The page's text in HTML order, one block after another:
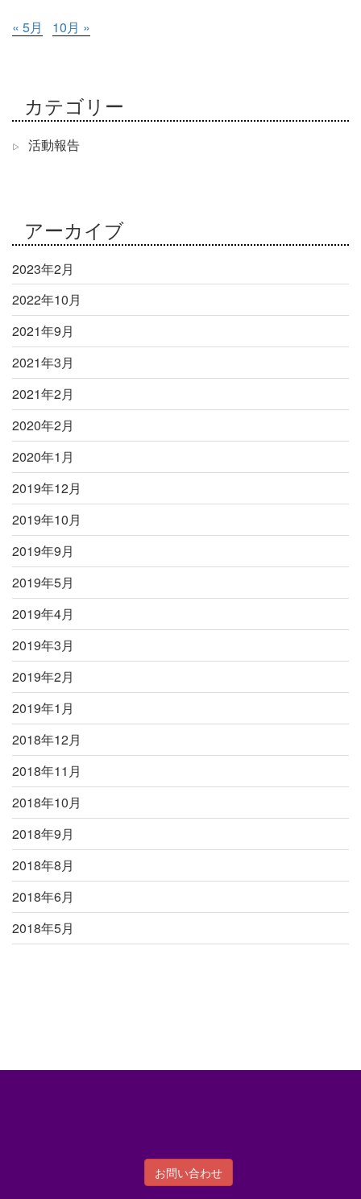
＆
« 5月 10月 »
カテゴリー
活動報告
アーカイブ
2023年2月
2022年10月
2021年9月
2021年3月
2021年2月
2020年2月
2020年1月
2019年12月
2019年10月
2019年9月
2019年5月
2019年4月
2019年3月
2019年2月
2019年1月
2018年12月
2018年11月
2018年10月
2018年9月
2018年8月
2018年6月
2018年5月
お問い合わせ